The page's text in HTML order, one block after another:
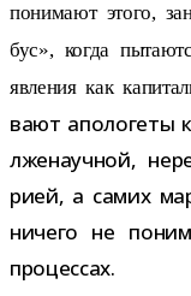
пони­мают этого,
бус», когда
явле­ния как
вают апо­ло­геты
лже­на­уч­ной,
рией, а самих
ничего не
процессах.